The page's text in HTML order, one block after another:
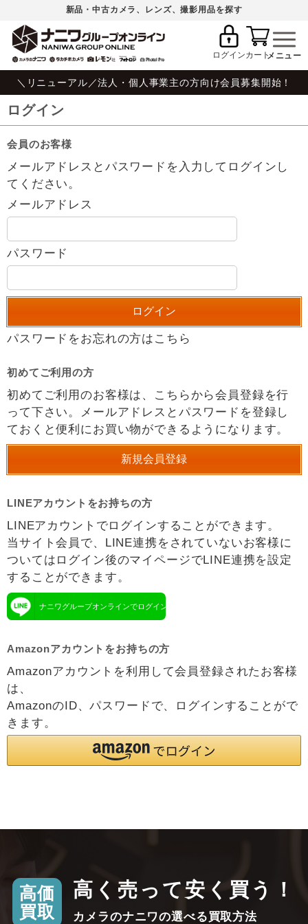
新品・中古カメラ、レンズ、撮影用品を探す
ログインカート
＼リニューアル／法人・個人事業主の方向け会員募集開始！
ログイン
会員のお客様
メールアドレスとパスワードを入力してログインし
てください。
メールアドレス
パスワード
パスワードをお忘れの方はこちら
初めてご利用の方
初めてご利用のお客様は、こちらから会員登録を行
って下さい。メールアドレスとパスワードを登録し
ておくと便利にお買い物ができるようになります。
LINEアカウントをお持ちの方
LINEアカウントでログインすることができます。
当サイト会員で、LINE連携をされていないお客様に
ついてはログイン後のマイページでLINE連携を設定
することができます。
ナニワグループオンラインでログイン
Amazonアカウントをお持ちの方
Amazonアカウントを利用して会員登録されたお客様
は、
AmazonのID、パスワードで、ログインすることがで
きます。
高価
買取
高く売って安く買う！
カメラのナニワの選べる買取方法